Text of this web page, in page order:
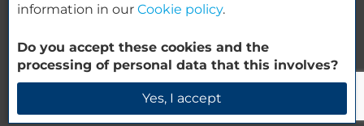
NH Collection Palacio de Córdoba
Verificar disponibilidade
© 2000-2026 MINOR HOTELS EUROPE & AMERICAS Santa Engracia
120. 28003 Madrid, Espanha
information in our Cookie policy.
Do you accept these cookies and the
processing of personal data that this involves?
Yes, I accept